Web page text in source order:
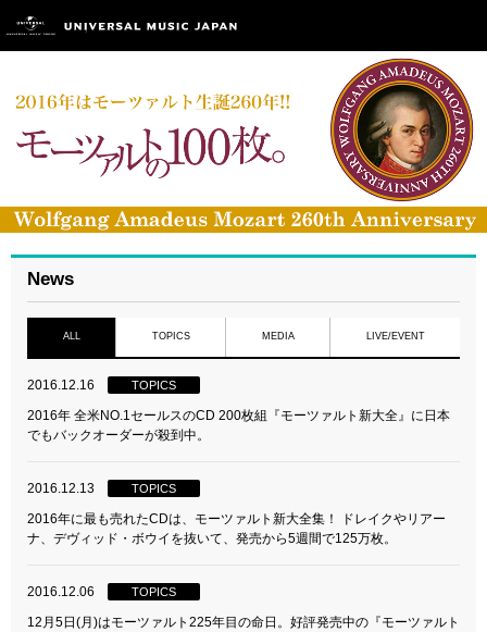
News
ALL TOPICS MEDIA LIVE/EVENT
2016.12.16 TOPICS
2016年 全米NO.1セールスのCD 200枚組『モーツァルト新大全』に日本
でもバックオーダーが殺到中。
2016.12.13 TOPICS
2016年に最も売れたCDは、モーツァルト新大全集！ ドレイクやリアー
ナ、デヴィッド・ボウイを抜いて、発売から5週間で125万枚。
2016.12.06 TOPICS
12月5日(月)はモーツァルト225年目の命日。好評発売中の『モーツァルト